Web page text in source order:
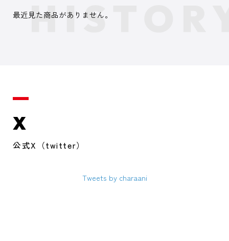
最近見た商品がありません。
X
公式X（twitter）
Tweets by charaani